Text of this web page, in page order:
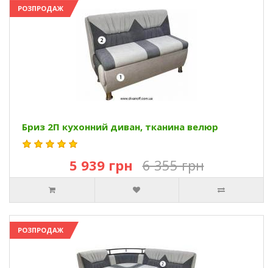
РОЗПРОДАЖ
Бриз 2П кухонний диван, тканина велюр
5 939 грн 6 355 грн
РОЗПРОДАЖ